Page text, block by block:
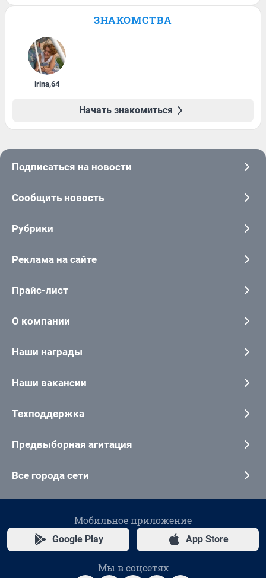
ЗНАКОМСТВА
irina,64
Начать знакомиться
Подписаться на новости
Сообщить новость
Рубрики
Реклама на сайте
Прайс-лист
О компании
Наши награды
Наши вакансии
Техподдержка
Предвыборная агитация
Все города сети
Мобильное приложение
Google Play App Store
Мы в соцсетях